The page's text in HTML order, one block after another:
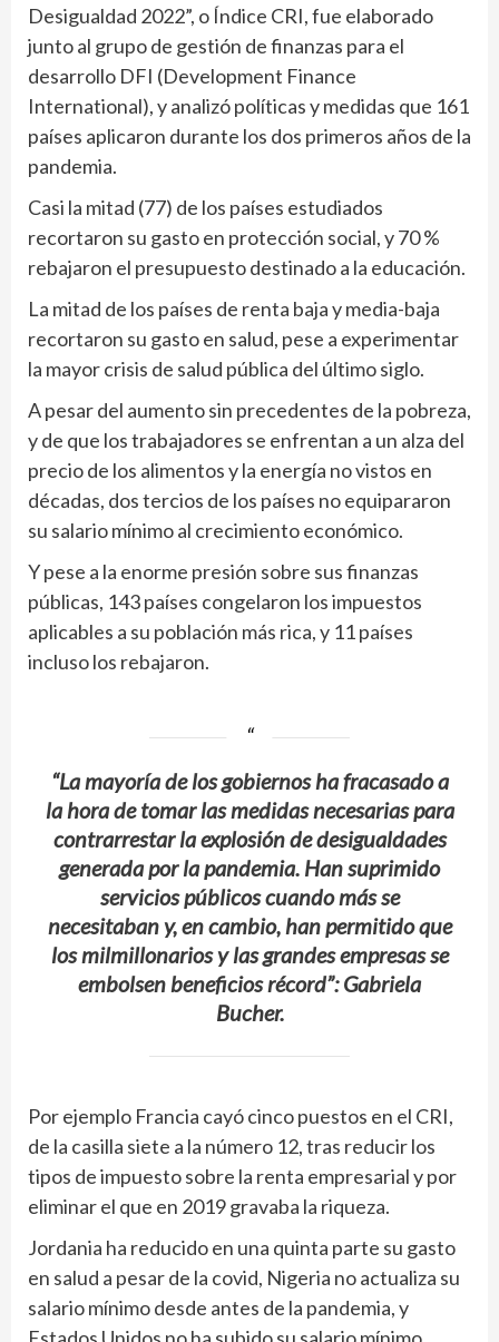
Desigualdad 2022”, o Índice CRI, fue elaborado
junto al grupo de gestión de finanzas para el
desarrollo DFI (Development Finance
International), y analizó políticas y medidas que 161
países aplicaron durante los dos primeros años de la
pandemia.
Casi la mitad (77) de los países estudiados
recortaron su gasto en protección social, y 70 %
rebajaron el presupuesto destinado a la educación.
La mitad de los países de renta baja y media-baja
recortaron su gasto en salud, pese a experimentar
la mayor crisis de salud pública del último siglo.
A pesar del aumento sin precedentes de la pobreza,
y de que los trabajadores se enfrentan a un alza del
precio de los alimentos y la energía no vistos en
décadas, dos tercios de los países no equipararon
su salario mínimo al crecimiento económico.
Y pese a la enorme presión sobre sus finanzas
públicas, 143 países congelaron los impuestos
aplicables a su población más rica, y 11 países
incluso los rebajaron.
“La mayoría de los gobiernos ha fracasado a
la hora de tomar las medidas necesarias para
contrarrestar la explosión de desigualdades
generada por la pandemia. Han suprimido
servicios públicos cuando más se
necesitaban y, en cambio, han permitido que
los milmillonarios y las grandes empresas se
embolsen beneficios récord”: Gabriela
Bucher.
Por ejemplo Francia cayó cinco puestos en el CRI,
de la casilla siete a la número 12, tras reducir los
tipos de impuesto sobre la renta empresarial y por
eliminar el que en 2019 gravaba la riqueza.
Jordania ha reducido en una quinta parte su gasto
en salud a pesar de la covid, Nigeria no actualiza su
salario mínimo desde antes de la pandemia, y